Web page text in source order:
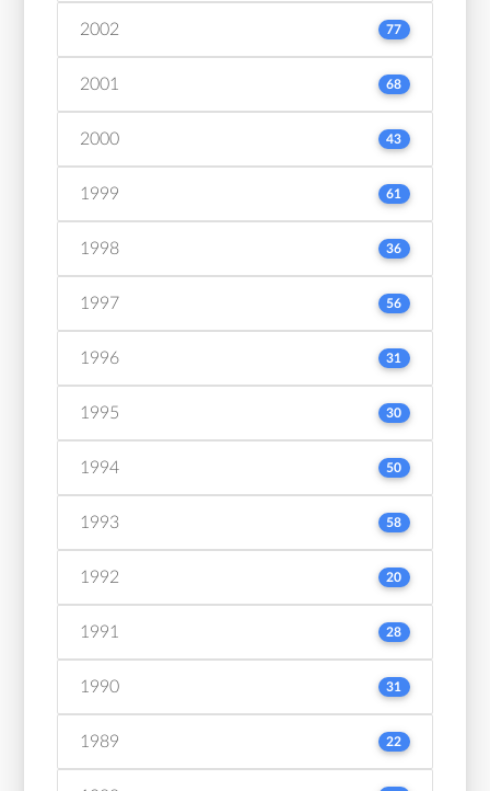
2002 77
2001 68
2000 43
1999 61
1998 36
1997 56
1996 31
1995 30
1994 50
1993 58
1992 20
1991 28
1990 31
1989 22